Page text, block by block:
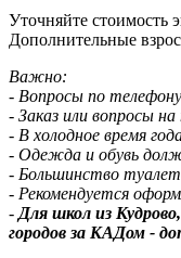
Уточняйте стоимость
Дополнительные
Важно:
- Вопросы по
- Заказ или вопросы
- В холодное время
- Одежда и обувь
- Большинство
- Рекомендуется
- Для школ из
городов за КАДом -